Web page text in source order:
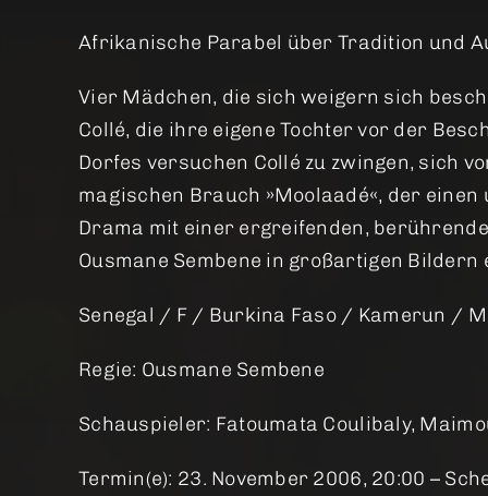
Afrikanische Parabel über Tradition und
Vier Mädchen, die sich weigern sich
Collé, die ihre eigene Tochter vor der
Dorfes versuchen Collé zu zwingen, sich
magischen Brauch »Moolaadé«, der
Drama mit einer ergreifenden,
Ousmane Sembene in großartigen Bildern
Senegal / F / Burkina Faso / Kamerun /
Regie: Ousmane Sembene
Schauspieler: Fatoumata Coulibaly,
Termin(e): 23. November 2006, 20:00 –